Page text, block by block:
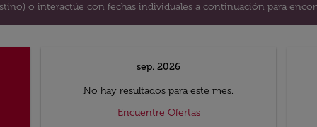
o interactúe con fechas individuales a continuación para
sep. 2026
No hay resultados para este mes.
Encuentre Ofertas